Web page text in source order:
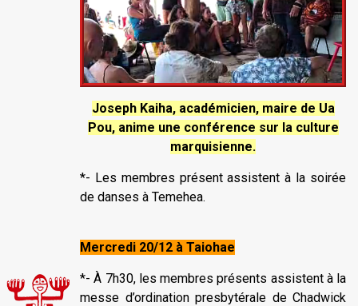
Joseph Kaiha, académicien, maire de Ua
Pou, anime une conférence sur la culture
marquisienne.
*- Les membres présent assistent à la soirée
de danses à Temehea.
Mercredi 20/12 à Taiohae
*- À 7h30, les membres présents assistent à la
messe d’ordination presbytérale de Chadwick